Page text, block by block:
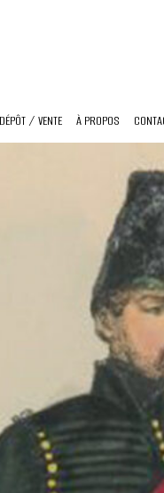
DÉPÔT / VENTE À PROPOS